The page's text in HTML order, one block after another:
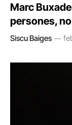
Marc
persones,
Siscu Baiges